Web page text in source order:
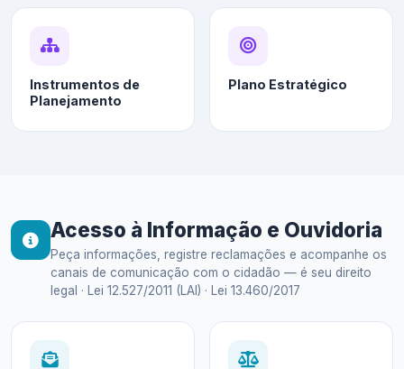
Instrumentos de
Planejamento
Plano Estratégico
Acesso à Informação e Ouvidoria
Peça informações, registre reclamações e acompanhe os
canais de comunicação com o cidadão — é seu direito
legal · Lei 12.527/2011 (LAI) · Lei 13.460/2017